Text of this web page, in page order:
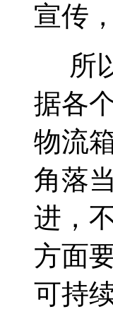
宣传
所
据各
物流
角落
进，
方面
可持